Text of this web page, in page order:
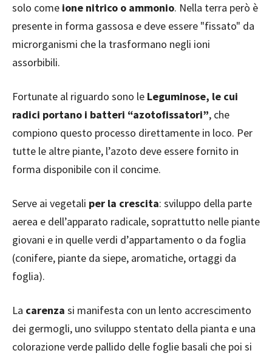
solo come ione nitrico o ammonio. Nella terra però è
presente in forma gassosa e deve essere "fissato" da
microrganismi che la trasformano negli ioni
assorbibili.
Fortunate al riguardo sono le Leguminose, le cui
radici portano i batteri “azotofissatori”, che
compiono questo processo direttamente in loco. Per
tutte le altre piante, l’azoto deve essere fornito in
forma disponibile con il concime.
Serve ai vegetali per la crescita: sviluppo della parte
aerea e dell’apparato radicale, soprattutto nelle piante
giovani e in quelle verdi d’appartamento o da foglia
(conifere, piante da siepe, aromatiche, ortaggi da
foglia).
La carenza si manifesta con un lento accrescimento
dei germogli, uno sviluppo stentato della pianta e una
colorazione verde pallido delle foglie basali che poi si